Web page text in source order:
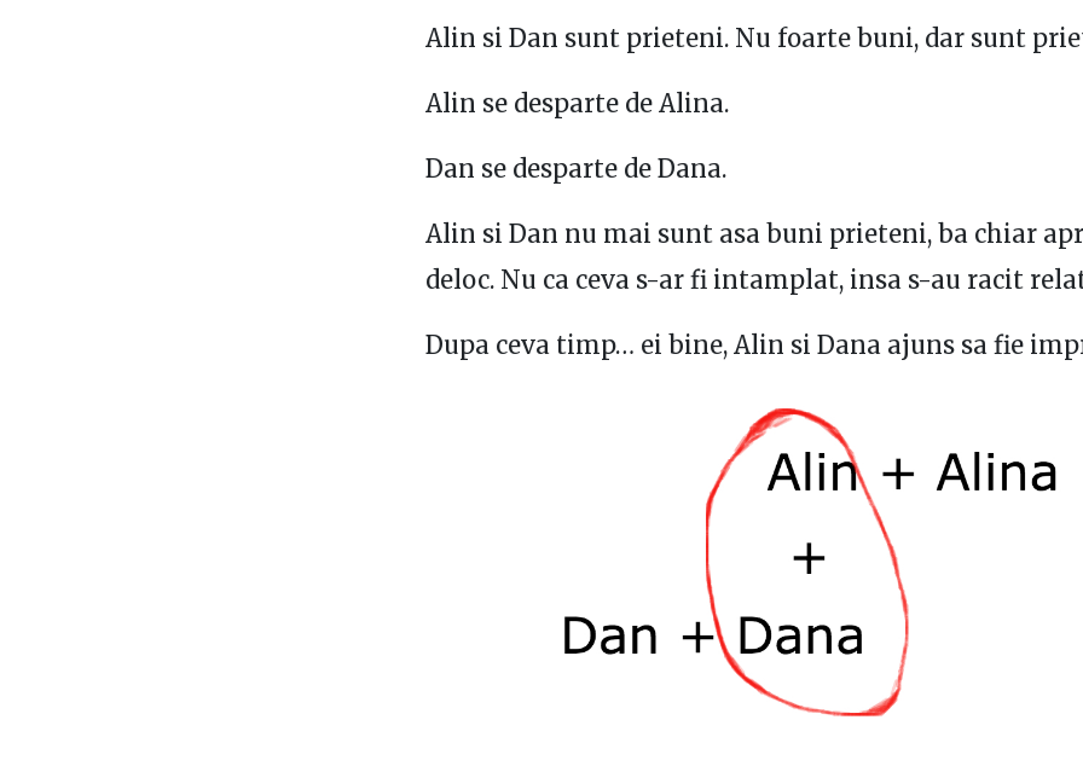
Alin si Dan sunt prieteni. Nu foarte buni, dar sunt
Alin se desparte de Alina.
Dan se desparte de Dana.
Alin si Dan nu mai sunt asa buni prieteni, ba chiar
deloc. Nu ca ceva s-ar fi intamplat, insa s-au racit
Dupa ceva timp… ei bine, Alin si Dana ajuns sa fie